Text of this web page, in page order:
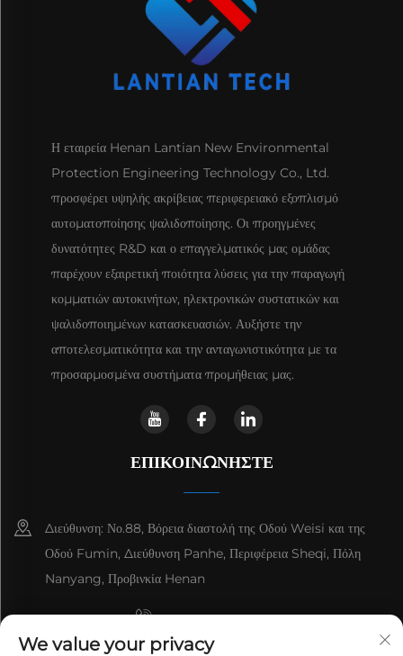
Η εταιρεία Henan Lantian New Environmental
Protection Engineering Technology Co., Ltd.
προσφέρει υψηλής ακρίβειας περιφερειακό εξοπλισμό
αυτοματοποίησης ψαλιδοποίησης. Οι προηγμένες
δυνατότητες R&D και ο επαγγελματικός μας ομάδας
παρέχουν εξαιρετική ποιότητα λύσεις για την παραγωγή
κομματιών αυτοκινήτων, ηλεκτρονικών συστατικών και
ψαλιδοποιημένων κατασκευασιών. Αυξήστε την
αποτελεσματικότητα και την ανταγωνιστικότητα με τα
προσαρμοσμένα συστήματα προμήθειας μας.
ΕΠΙΚΟΙΝΩΝΉΣΤΕ
Διεύθυνση: Νο.88, Βόρεια διαστολή της Οδού Weisi και της
Οδού Fumin, Διεύθυνση Panhe, Περιφέρεια Sheqi, Πόλη
Nanyang, Προβινκία Henan
+8615993153189
We value your privacy